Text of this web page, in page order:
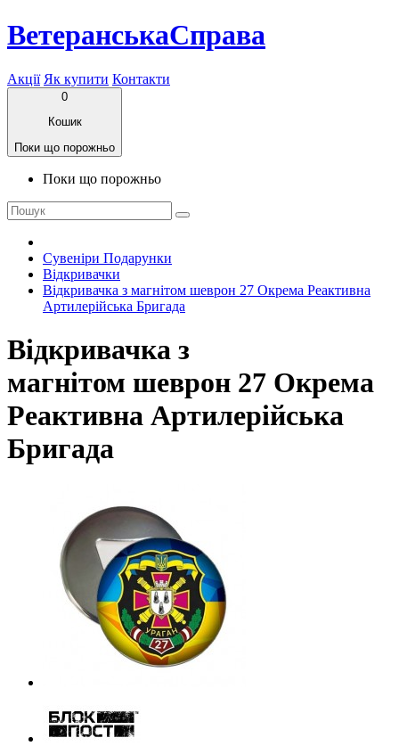
ВетеранськаСправа
Акції Як купити Контакти
0
Кошик
Поки що порожньо
Поки що порожньо
Сувеніри Подарунки
Відкривачки
Відкривачка з магнітом шеврон 27 Окрема Реактивна
Артилерійська Бригада
Відкривачка з
магнітом шеврон 27 Окрема
Реактивна Артилерійська
Бригада